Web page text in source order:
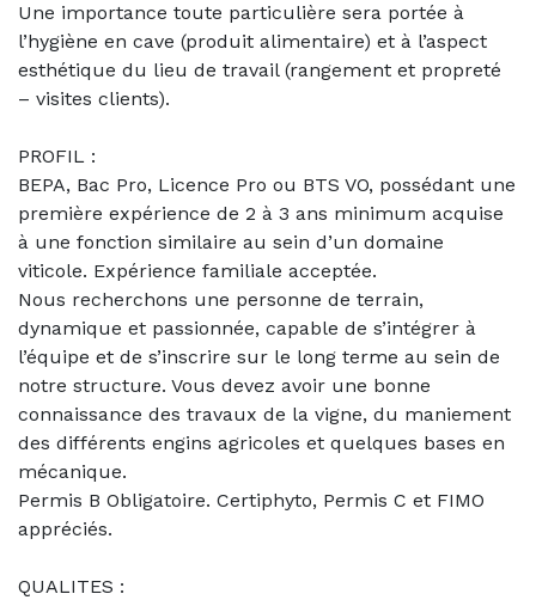
Une importance toute particulière sera portée à
l’hygiène en cave (produit alimentaire) et à l’aspect
esthétique du lieu de travail (rangement et propreté
– visites clients).
PROFIL :
BEPA, Bac Pro, Licence Pro ou BTS VO, possédant une
première expérience de 2 à 3 ans minimum acquise
à une fonction similaire au sein d’un domaine
viticole. Expérience familiale acceptée.
Nous recherchons une personne de terrain,
dynamique et passionnée, capable de s’intégrer à
l’équipe et de s’inscrire sur le long terme au sein de
notre structure. Vous devez avoir une bonne
connaissance des travaux de la vigne, du maniement
des différents engins agricoles et quelques bases en
mécanique.
Permis B Obligatoire. Certiphyto, Permis C et FIMO
appréciés.
QUALITES :